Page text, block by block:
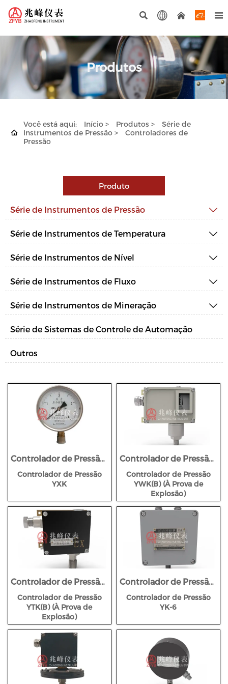
   
Produtos

Você está aqui: Início > Produtos >
Série de
Instrumentos de Pressão >
Controladores de
Pressão
Produto
Série de Instrumentos de Pressão 
Série de Instrumentos de Temperatura 
Série de Instrumentos de Nível 
Série de Instrumentos de Fluxo 
Série de Instrumentos de Mineração 
Série de Sistemas de Controle de Automação
Outros
Controlador de Pressão
YXK
Controlador de Pressão
YXK
Controlador de Pressão
YWK(B) (À Prova de
Explosão)
Controlador de Pressão
YWK(B) (À Prova de
Explosão)
Controlador de Pressão
YTK(B) (À Prova de
Explosão)
Controlador de Pressão
YTK(B) (À Prova de
Explosão)
Controlador de Pressão
YK-6
Controlador de Pressão
YK-6